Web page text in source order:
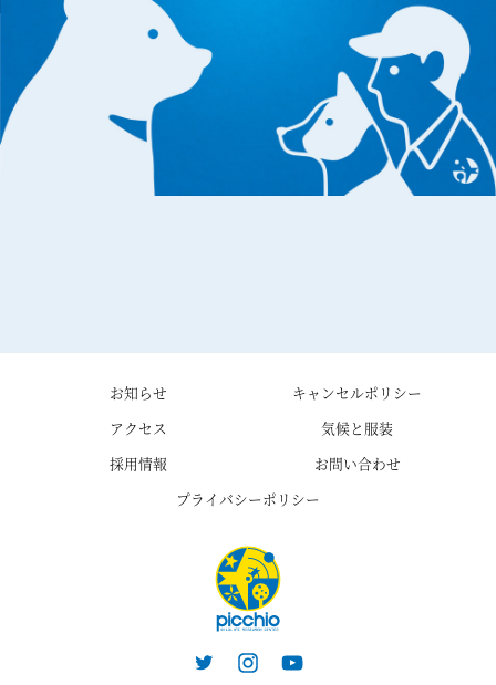
お知らせ
キャンセルポリシー
アクセス
気候と服装
採用情報
お問い合わせ
プライバシーポリシー